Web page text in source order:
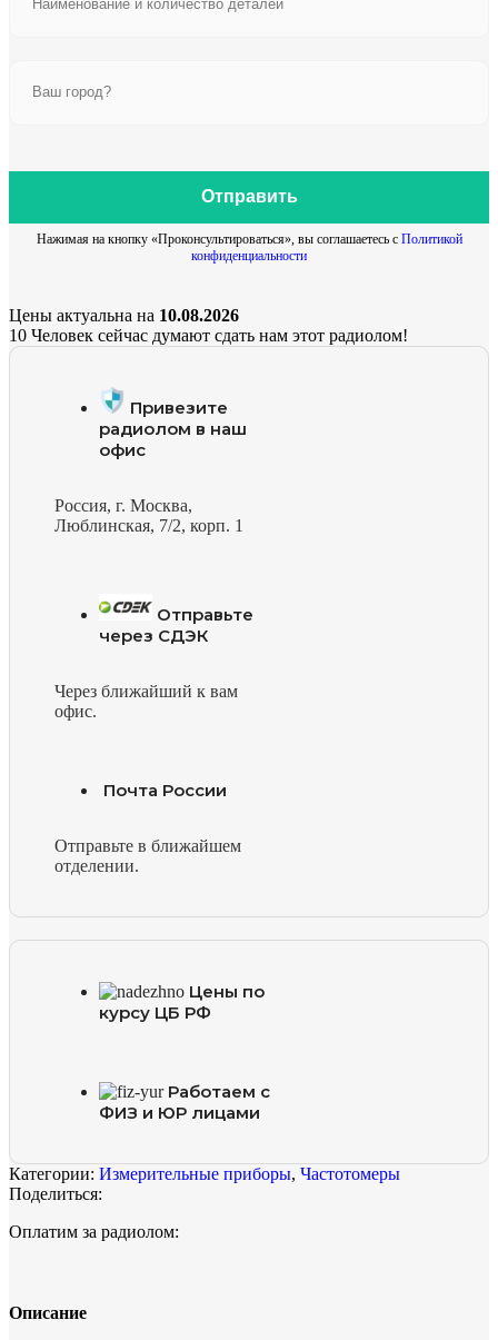
Отправить
Нажимая на кнопку «Проконсультироваться», вы соглашаетесь с Политикой
конфиденциальности
Цены актуальна на 10.08.2026
10 Человек сейчас думают сдать нам этот радиолом!
Привезите
радиолом в наш
офис
Россия, г. Москва,
Люблинская, 7/2, корп. 1
Отправьте
через СДЭК
Через ближайший к вам
офис.
Почта России
Отправьте в ближайшем
отделении.
Цены по
курсу ЦБ РФ
Работаем с
ФИЗ и ЮР лицами
Категории: Измерительные приборы, Частотомеры
Поделиться:
Оплатим за радиолом:
Описание